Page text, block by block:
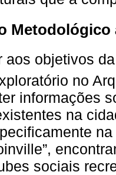
aos objetivos
no
informações
na
sociais